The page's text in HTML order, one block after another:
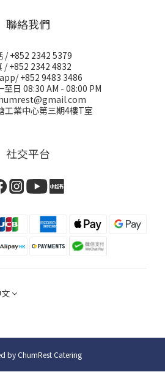
聯絡我們
/ +852 2342 5379
/ +852 2342 4832
+852 9483 3486
至日 08:30 AM - 08:00 PM
工業中心第三期4樓T室
社交平台
by ChumRest Catering